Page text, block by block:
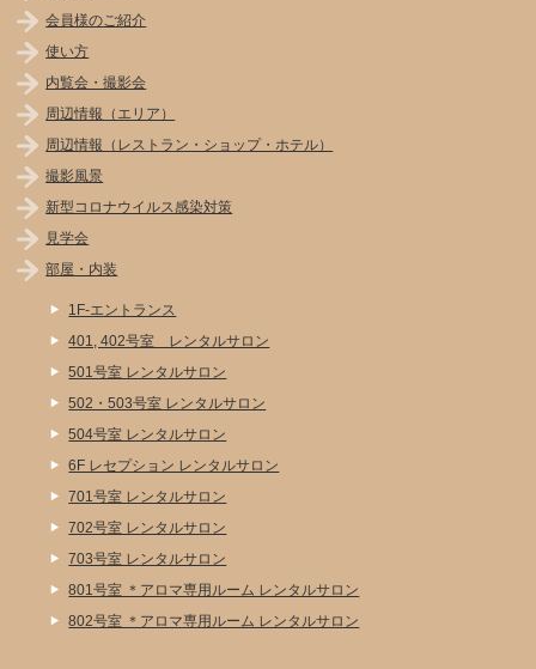
会員様のご紹介
使い方
内覧会・撮影会
周辺情報（エリア）
周辺情報（レストラン・ショップ・ホテル）
撮影風景
新型コロナウイルス感染対策
見学会
部屋・内装
1F-エントランス
401, 402号室 レンタルサロン
501号室 レンタルサロン
502・503号室 レンタルサロン
504号室 レンタルサロン
6F レセプション レンタルサロン
701号室 レンタルサロン
702号室 レンタルサロン
703号室 レンタルサロン
801号室 ＊アロマ専用ルーム レンタルサロン
802号室 ＊アロマ専用ルーム レンタルサロン